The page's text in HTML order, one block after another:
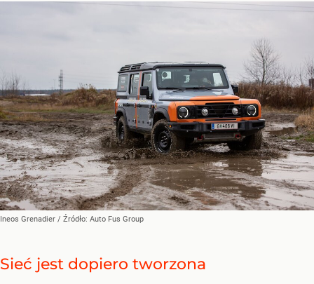
Ineos Grenadier / Źródło: Auto Fus Group
Sieć jest dopiero tworzona